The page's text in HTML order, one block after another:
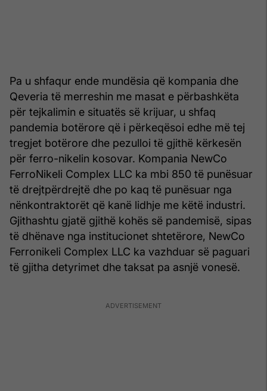
Pa u shfaqur ende mundësia që kompania dhe
Qeveria të merreshin me masat e përbashkëta
për tejkalimin e situatës së krijuar, u shfaq
pandemia botërore që i përkeqësoi edhe më tej
tregjet botërore dhe pezulloi të gjithë kërkesën
për ferro-nikelin kosovar. Kompania NewCo
FerroNikeli Complex LLC ka mbi 850 të punësuar
të drejtpërdrejtë dhe po kaq të punësuar nga
nënkontraktorët që kanë lidhje me këtë industri.
Gjithashtu gjatë gjithë kohës së pandemisë, sipas
të dhënave nga institucionet shtetërore, NewCo
Ferronikeli Complex LLC ka vazhduar së paguari
të gjitha detyrimet dhe taksat pa asnjë vonesë.